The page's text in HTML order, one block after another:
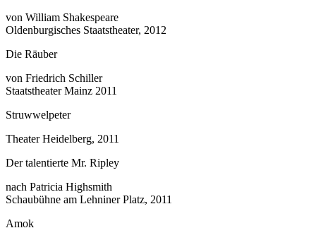
von William Shakespeare
Oldenburgisches Staatstheater, 2012
Die Räuber
von Friedrich Schiller
Staatstheater Mainz 2011
Struwwelpeter
Theater Heidelberg, 2011
Der talentierte Mr. Ripley
nach Patricia Highsmith
Schaubühne am Lehniner Platz, 2011
Amok